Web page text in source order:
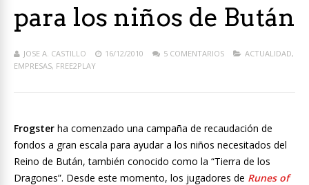
para los niños de Bután
JOSE A. CASTILLO 16/12/2010 5 COMENTARIOS ACTUALIDAD,
EMPRESAS, FREE2PLAY
Frogster ha comenzado una campaña de recaudación de
fondos a gran escala para ayudar a los niños necesitados del
Reino de Bután, también conocido como la “Tierra de los
Dragones”. Desde este momento, los jugadores de Runes of